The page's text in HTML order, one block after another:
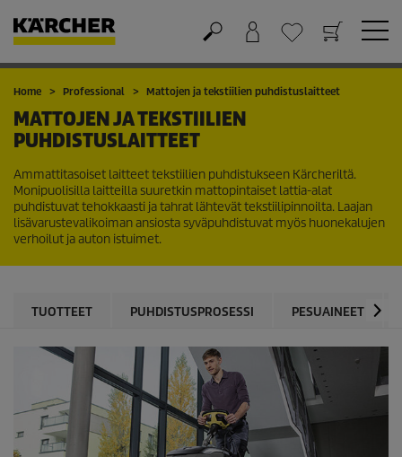
Ostoskori
Suosikit
Home Professional Mattojen ja tekstiilien puhdistuslaitteet
MATTOJEN JA TEKSTIILIEN
PUHDISTUSLAITTEET
Ammattitasoiset laitteet tekstiilien puhdistukseen Kärcheriltä.
Monipuolisilla laitteilla suuretkin mattopintaiset lattia-alat
puhdistuvat tehokkaasti ja tahrat lähtevät tekstiilipinnoilta. Laajan
lisävarustevalikoiman ansiosta syväpuhdistuvat myös huonekalujen
verhoilut ja auton istuimet.
TUOTTEET PUHDISTUSPROSESSI PESUAINEET